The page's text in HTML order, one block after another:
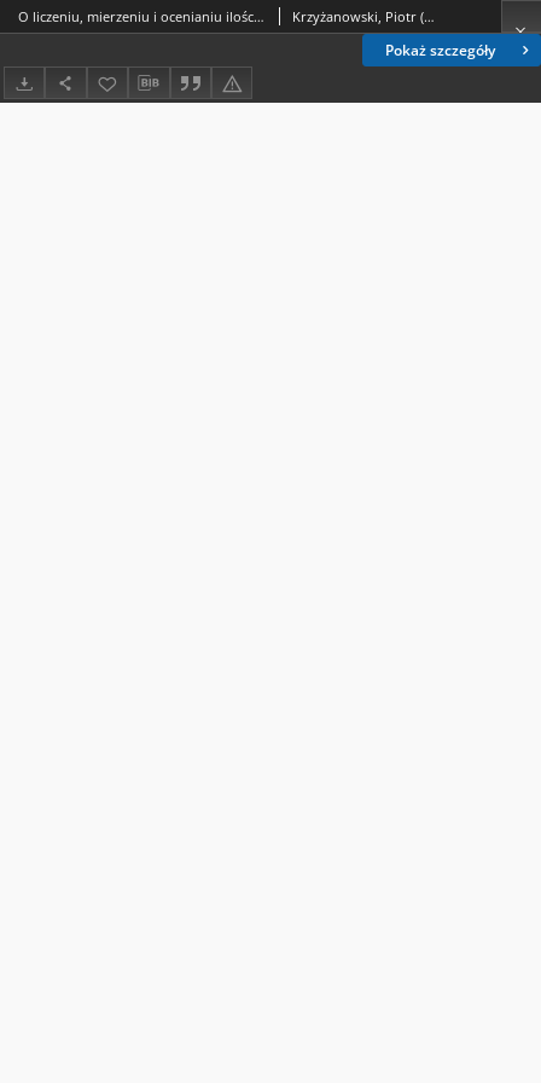
Pokaż szczegóły
O liczeniu, mierzeniu i ocenianiu ilości – we współczesnej polszczyźnie: Marta Nowosad-Bakalarczyk, Kategoria ilości i jej wykładniki we współczesnej polszczyźnie, Lublin: Wydawnictwo Uniwersytetu Marii Curie-Skłodowskiej, 2018, 360 s. Krzyżanowski, Piotr (filolog)